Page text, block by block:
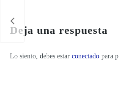
Deja una respuesta
Lo siento, debes estar conectado para